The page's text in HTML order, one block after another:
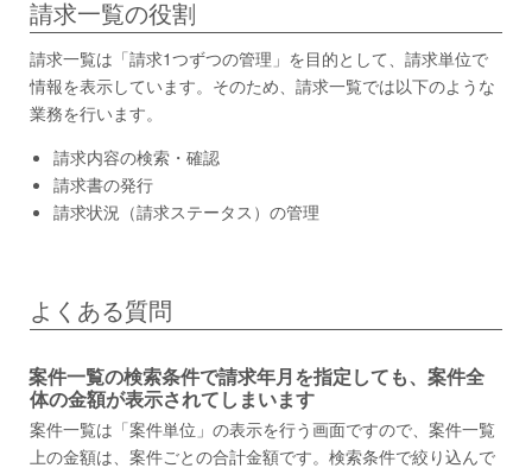
請求一覧の役割
請求一覧は「請求1つずつの管理」を目的として、請求単位で
情報を表示しています。そのため、請求一覧では以下のような
業務を行います。
請求内容の検索・確認
請求書の発行
請求状況（請求ステータス）の管理
よくある質問
案件一覧の検索条件で請求年月を指定しても、案件全
体の金額が表示されてしまいます
案件一覧は「案件単位」の表示を行う画面ですので、案件一覧
上の金額は、案件ごとの合計金額です。検索条件で絞り込んで